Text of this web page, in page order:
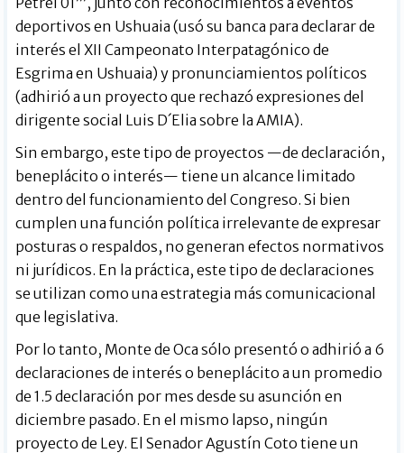
deportivos en Ushuaia (usó su banca para declarar de
interés el XII Campeonato Interpatagónico de
Esgrima en Ushuaia) y pronunciamientos políticos
(adhirió a un proyecto que rechazó expresiones del
dirigente social Luis D´Elia sobre la AMIA).
Sin embargo, este tipo de proyectos —de declaración,
beneplácito o interés— tiene un alcance limitado
dentro del funcionamiento del Congreso. Si bien
cumplen una función política irrelevante de expresar
posturas o respaldos, no generan efectos normativos
ni jurídicos. En la práctica, este tipo de declaraciones
se utilizan como una estrategia más comunicacional
que legislativa.
Por lo tanto, Monte de Oca sólo presentó o adhirió a 6
declaraciones de interés o beneplácito a un promedio
de 1.5 declaración por mes desde su asunción en
diciembre pasado. En el mismo lapso, ningún
proyecto de Ley. El Senador Agustín Coto tiene un